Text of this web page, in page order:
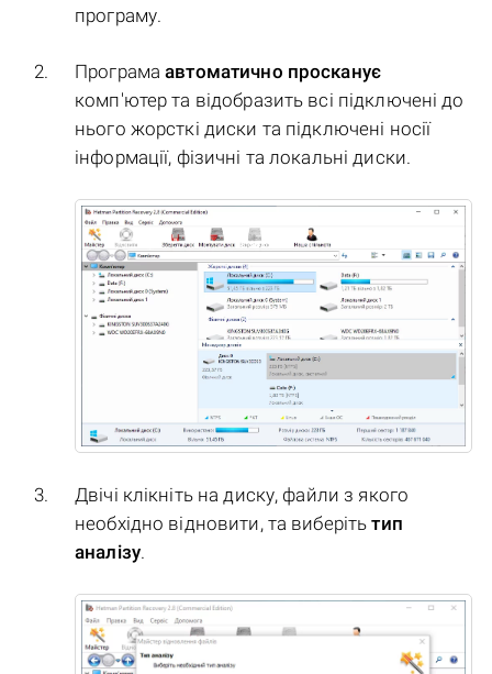
програму.
Програмаавтоматично просканує
комп'ютер та відобразить всі підключені до
нього жорсткі диски та підключені носії
інформації, фізичні та локальні диски.
Двічі клікніть на диску, файли з якого
необхідно відновити, та виберітьтип
аналізу.